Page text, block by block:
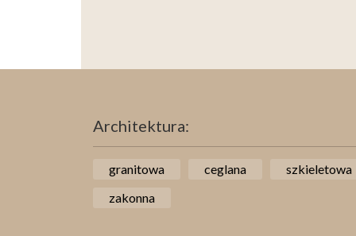
Architektura:
granitowa ceglana
szkieletowa
zakonna